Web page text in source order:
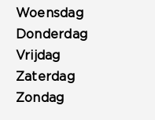
Woensdag
Donderdag
Vrijdag
Zaterdag
Zondag